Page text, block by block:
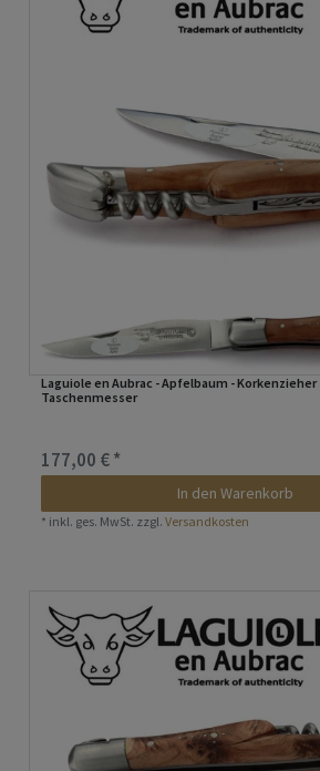
Laguiole en Aubrac - Apfelbaum - Korkenzieher
Taschenmesser
177,00 € *
In den Warenkorb
* inkl. ges. MwSt. zzgl.Versandkosten